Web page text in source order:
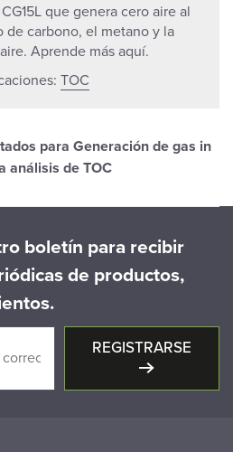
que genera cero aire al
carbono, el metano y la
Aprende más aquí.
TOC
para Generación de gas in
análisis de TOC
boletín para recibir
de productos,
REGISTRARSE